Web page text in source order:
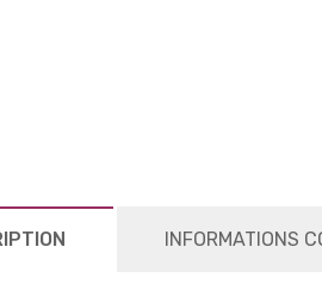
INFORMATIONS